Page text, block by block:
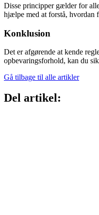
Disse principper gælder for
hjælpe med at forstå, hvordan
Konklusion
Det er afgørende at kende
opbevaringsforhold, kan du
Gå tilbage til alle artikler
Del artikel: